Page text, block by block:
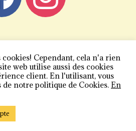
vente
cookies! Cependant, cela n'a rien
web utilise aussi des cookies
client. En l'utilisant, vous
de notre politique de Cookies.En